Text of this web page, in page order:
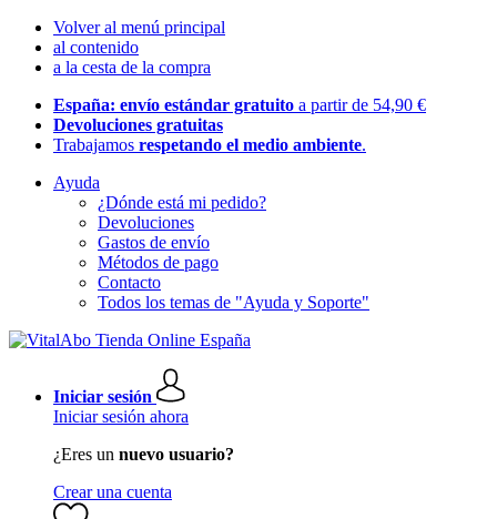
Volver al menú principal
al contenido
a la cesta de la compra
España: envío estándar gratuito a partir de 54,90 €
Devoluciones gratuitas
Trabajamos respetando el medio ambiente.
Ayuda
¿Dónde está mi pedido?
Devoluciones
Gastos de envío
Métodos de pago
Contacto
Todos los temas de "Ayuda y Soporte"
Iniciar sesión
Iniciar sesión ahora
¿Eres un nuevo usuario?
Crear una cuenta